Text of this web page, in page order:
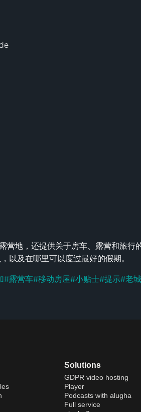
营地，还提供关于房车、露营和旅
以及在哪里可以度过最好的假期。
#露营车#移动房屋#小贴士#提示#老
Solutions
GDPR video hosting
Player
Podcasts with alugha
Full service